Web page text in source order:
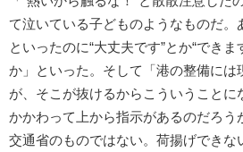
て泣いている子どものようなものだ。
といったのに“大丈夫です”とか“でき
か」といった。そして「港の整備には
が、そこが抜けるからこういうことに
かかわって上から指示があるのだろう
交通省のものではない。荷揚げできな